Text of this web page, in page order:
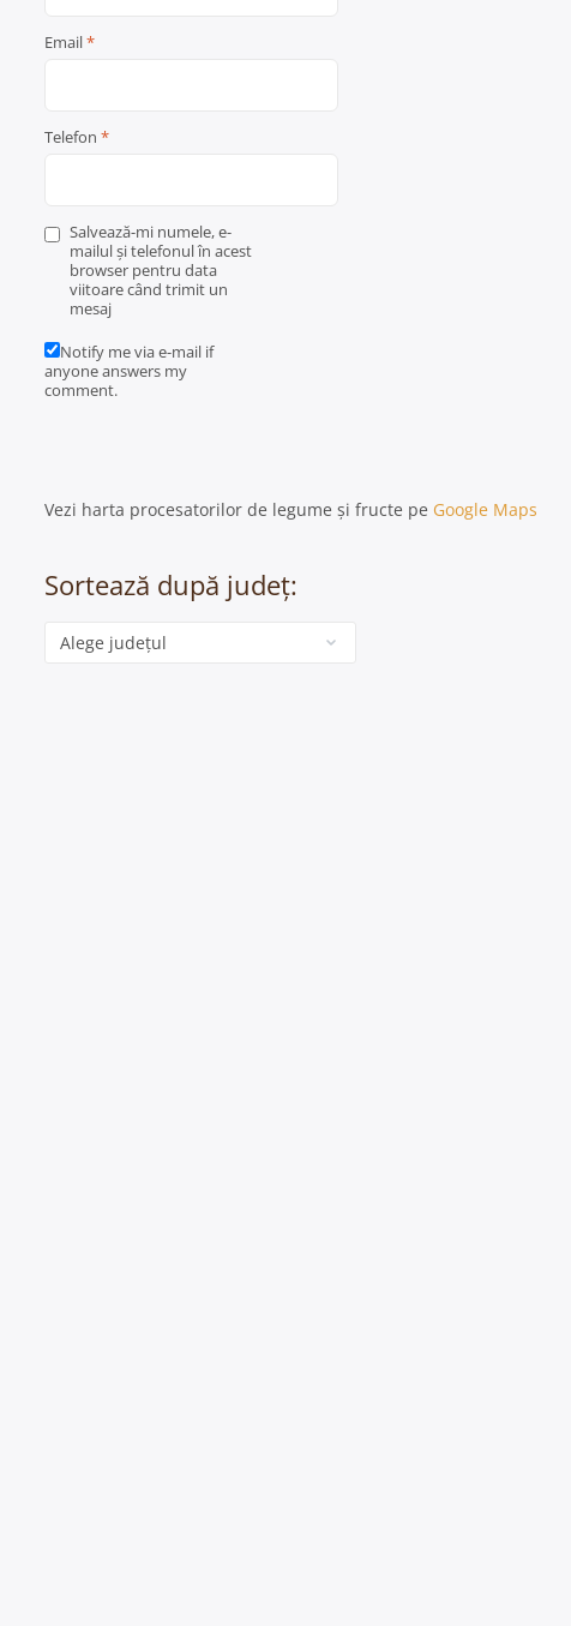
Email*
Telefon *
Salvează-mi numele, e-
mailul și telefonul în acest
browser pentru data
viitoare când trimit un
mesaj
Notify me via e-mail if
anyone answers my
comment.
Vezi harta procesatorilor de legume și fructe pe Google Maps
Sortează după județ:
Categorie